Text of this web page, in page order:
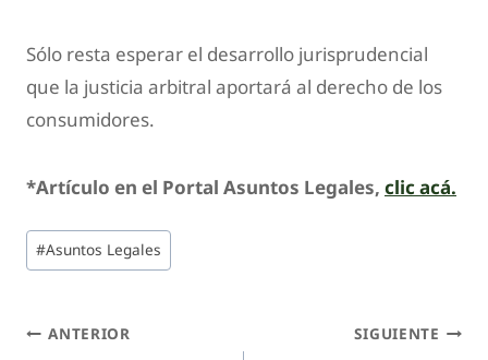
Sólo resta esperar el desarrollo jurisprudencial
que la justicia arbitral aportará al derecho de los
consumidores.
*Artículo en el Portal Asuntos Legales, clic acá.
#Asuntos Legales
ANTERIOR SIGUIENTE